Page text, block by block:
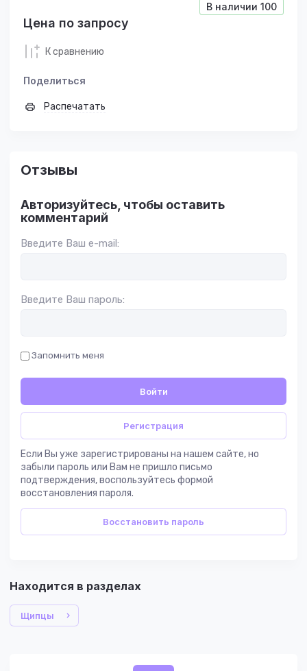
В наличии 100
Цена по запросу
К сравнению
Поделиться
Распечатать
Отзывы
Авторизуйтесь, чтобы оставить
комментарий
Введите Ваш e-mail:
Введите Ваш пароль:
Запомнить меня
Войти
Регистрация
Если Вы уже зарегистрированы на нашем сайте, но
забыли пароль или Вам не пришло письмо
подтверждения, воспользуйтесь формой
восстановления пароля.
Восстановить пароль
Находится в разделах
Щипцы